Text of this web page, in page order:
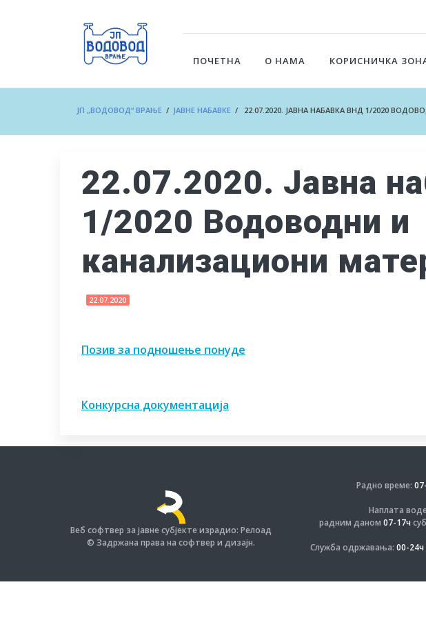
ПОЧЕТНА О НАМА КОРИСНИЧКА
ЈП „ВОДОВОД“ ВРАЊЕ / ЈАВНЕ НАБАВКЕ / 22.07.2020. ЈАВНА НАБАВКА ВНД 1/2020
22.07.2020. Јавна
1/2020 Водоводни и
канализациони
22.07.2020
Позив за подношење понуде
Конкурсна документација
Радно време:
Наплата
радним даном 07-17ч
Служба одржавања: 00-24ч
Веб софтвер за јавне субјекте израдио: Релоад
© Задржана права на софтвер и дизајн.